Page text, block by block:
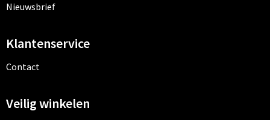
Nieuwsbrief
Klantenservice
Contact
Veilig winkelen